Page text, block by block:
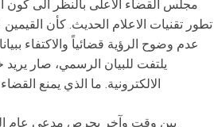
مجلس القضاء الاعلى بالنظر الى كون
تطور تقنيات الاعلام الحديث. كأن
عدم وضوح الرؤية قضائياً والاكتفاء
يلتفت للبيان الرسمي، صار
الالكترونية. ما الذي يمنع
بين وقت وآخر يحرص مدعي عام